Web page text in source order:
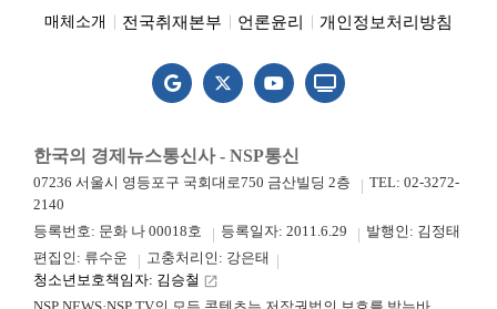
매체소개 전국취재본부 언론윤리 개인정보처리방침
한국의 경제뉴스통신사 - NSP통신
07236 서울시 영등포구 국회대로750 금산빌딩 2층
TEL: 02-3272-
2140
등록번호: 문화 나 00018호
등록일자: 2011.6.29
발행인: 김정태
편집인: 류수운
고충처리인: 강은태
청소년보호책임자: 김승철 launch